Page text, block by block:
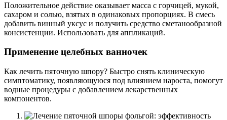
Положительное действие оказывает масса с горчицей, мукой,
сахаром и солью, взятых в одинаковых пропорциях. В смесь
добавить винный уксус и получить средство сметанообразной
консистенции. Использовать для аппликаций.
Применение целебных ванночек
Как лечить пяточную шпору? Быстро снять клиническую
симптоматику, появляющуюся под влиянием нароста, помогут
водные процедуры с добавлением лекарственных
компонентов.